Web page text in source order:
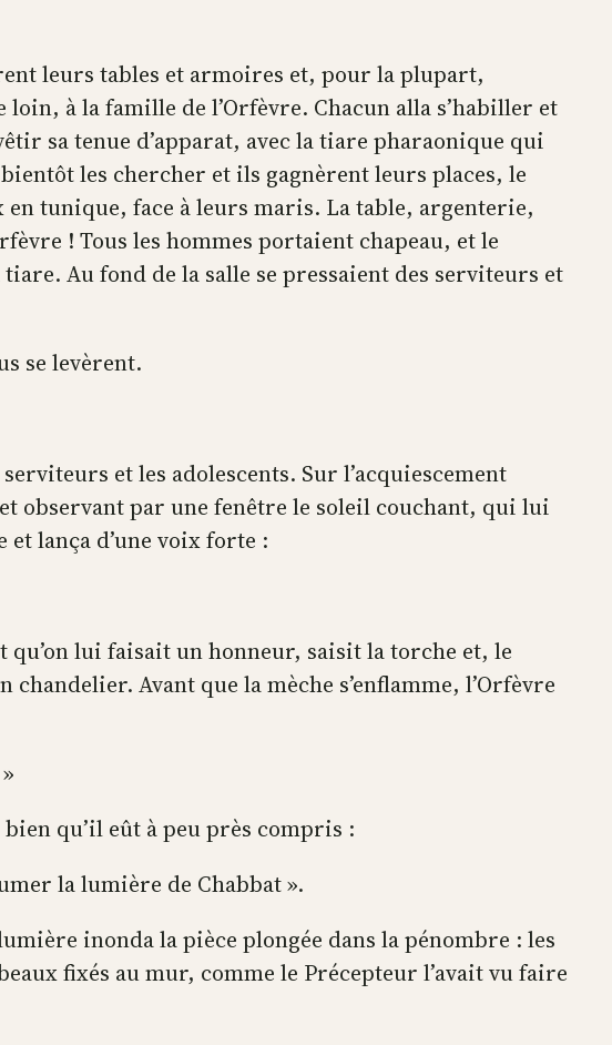
leurs tables et armoires et, pour la plupart,
à la famille de l’Orfèvre. Chacun alla s’habiller et
sa tenue d’apparat, avec la tiare pharaonique qui
les chercher et ils gagnèrent leurs places, le
en tunique, face à leurs maris. La table, argenterie,
! Tous les hommes portaient chapeau, et le
Au fond de la salle se pressaient des serviteurs et
se levèrent.
et les adolescents. Sur l’acquiescement
observant par une fenêtre le soleil couchant, qui lui
lança d’une voix forte :
lui faisait un honneur, saisit la torche et, le
Avant que la mèche s’enflamme, l’Orfèvre
qu’il eût à peu près compris :
la lumière de Chabbat ».
inonda la pièce plongée dans la pénombre : les
fixés au mur, comme le Précepteur l’avait vu faire